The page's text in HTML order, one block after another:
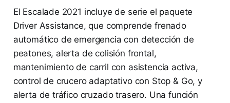
El Escalade 2021 incluye de serie el paquete
Driver Assistance, que comprende frenado
automático de emergencia con detección de
peatones, alerta de colisión frontal,
mantenimiento de carril con asistencia activa,
control de crucero adaptativo con Stop & Go, y
alerta de tráfico cruzado trasero. Una función